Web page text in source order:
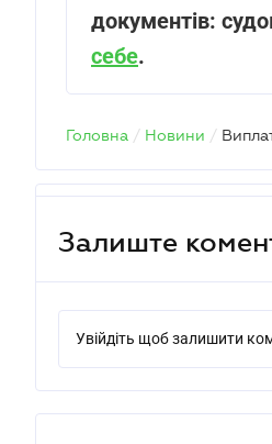
документів:
себе.
Головна / Новини /
Залиште
Увійдіть щоб залишити